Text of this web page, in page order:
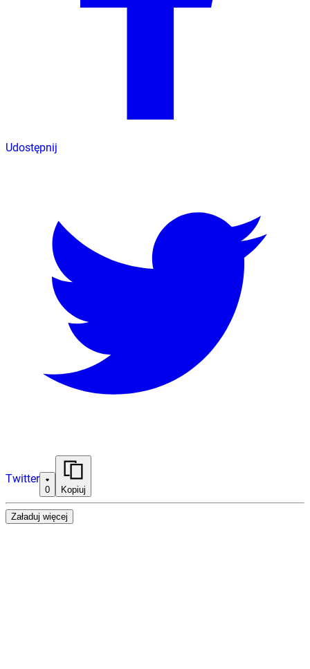
Udostępnij
Twitter
0 Kopiuj
Załaduj więcej